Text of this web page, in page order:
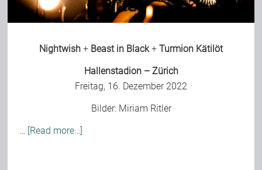
Nightwish + Beast in Black + Turmion Kätilöt
Hallenstadion – Zürich
Freitag, 16. Dezember 2022
Bilder: Miriam Ritler
… [Read more…]